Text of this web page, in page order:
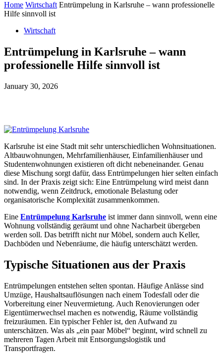
Home Wirtschaft Entrümpelung in Karlsruhe – wann professionelle
Hilfe sinnvoll ist
Wirtschaft
Entrümpelung in Karlsruhe – wann
professionelle Hilfe sinnvoll ist
January 30, 2026
Karlsruhe ist eine Stadt mit sehr unterschiedlichen Wohnsituationen.
Altbauwohnungen, Mehrfamilienhäuser, Einfamilienhäuser und
Studentenwohnungen existieren oft dicht nebeneinander. Genau
diese Mischung sorgt dafür, dass Entrümpelungen hier selten einfach
sind. In der Praxis zeigt sich: Eine Entrümpelung wird meist dann
notwendig, wenn Zeitdruck, emotionale Belastung oder
organisatorische Komplexität zusammenkommen.
Eine Entrümpelung Karlsruhe ist immer dann sinnvoll, wenn eine
Wohnung vollständig geräumt und ohne Nacharbeit übergeben
werden soll. Das betrifft nicht nur Möbel, sondern auch Keller,
Dachböden und Nebenräume, die häufig unterschätzt werden.
Typische Situationen aus der Praxis
Entrümpelungen entstehen selten spontan. Häufige Anlässe sind
Umzüge, Haushaltsauflösungen nach einem Todesfall oder die
Vorbereitung einer Neuvermietung. Auch Renovierungen oder
Eigentümerwechsel machen es notwendig, Räume vollständig
freizuräumen. Ein typischer Fehler ist, den Aufwand zu
unterschätzen. Was als „ein paar Möbel“ beginnt, wird schnell zu
mehreren Tagen Arbeit mit Entsorgungslogistik und
Transportfragen.